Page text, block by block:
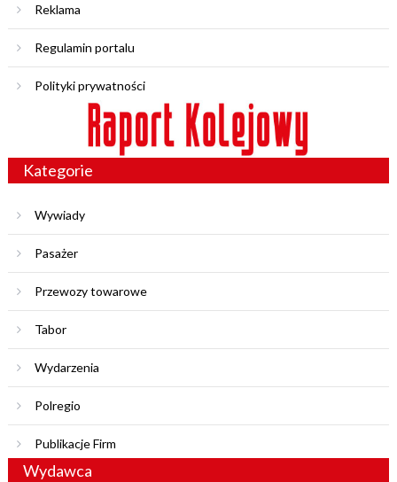
Reklama
Regulamin portalu
Polityki prywatności
Kategorie
Wywiady
Pasażer
Przewozy towarowe
Tabor
Wydarzenia
Polregio
Publikacje Firm
Wydawca